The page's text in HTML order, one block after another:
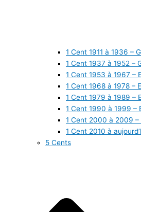
1 Cent 1911 à 1936 –
1 Cent 1937 à 1952 –
1 Cent 1953 à 1967 –
1 Cent 1968 à 1978 –
1 Cent 1979 à 1989 –
1 Cent 1990 à 1999 –
1 Cent 2000 à 2009 –
1 Cent 2010 à
5 Cents